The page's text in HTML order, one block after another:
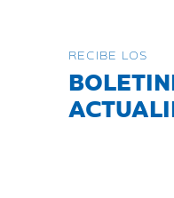
RECIBE LOS